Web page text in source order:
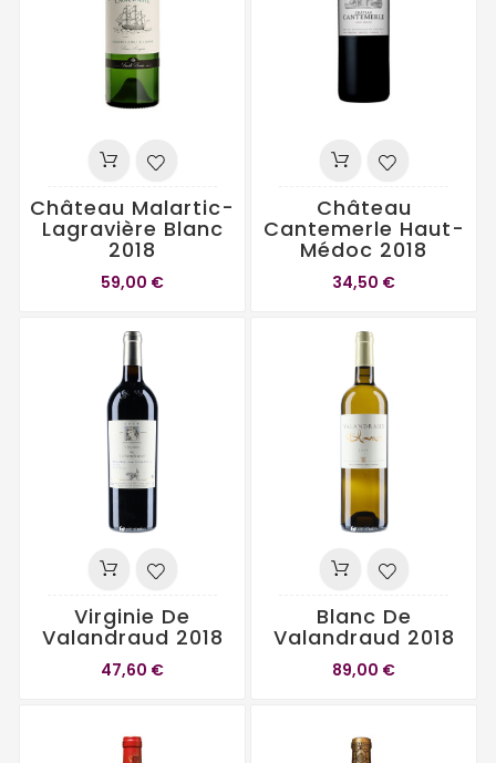
Château Malartic-
Lagravière Blanc
2018
59,00 €
Château
Cantemerle Haut-
Médoc 2018
34,50 €
Virginie De
Valandraud 2018
47,60 €
Blanc De
Valandraud 2018
89,00 €